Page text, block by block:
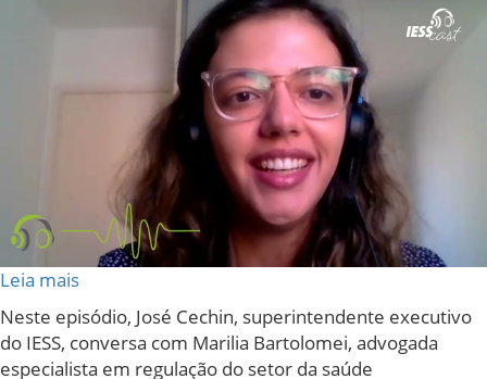
Leia mais
IESSCast
#08:
A
Neste episódio, José Cechin, superintendente executivo
do IESS, conversa com Marilia Bartolomei, advogada
especialista em regulação do setor da saúde